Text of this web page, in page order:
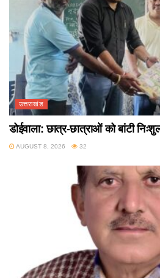
उत्तराखंड
डोईवाला: छात्र-छात्राओं को बांटी
AUGUST 8, 2026 32